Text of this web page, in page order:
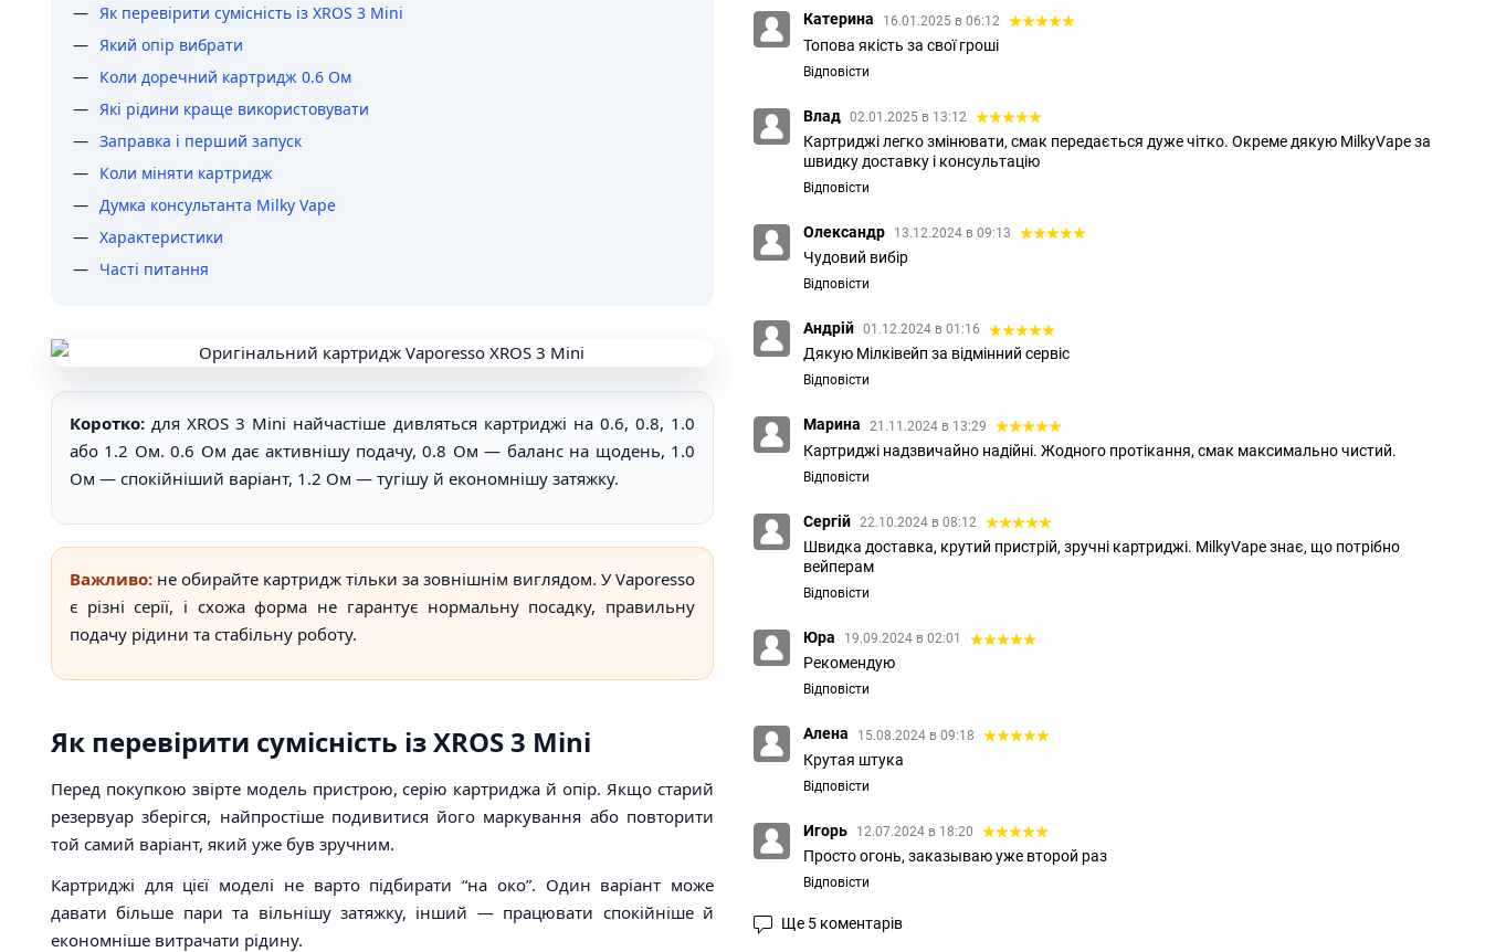
Як перевірити сумісність із XROS 3 Mini
Який опір вибрати
Коли доречний картридж 0.6 Ом
Які рідини краще використовувати
Заправка і перший запуск
Коли міняти картридж
Думка консультанта Milky Vape
Характеристики
Часті питання
Коротко: для XROS 3 Mini найчастіше дивляться картриджі на 0.6, 0.8, 1.0
або 1.2 Ом. 0.6 Ом дає активнішу подачу, 0.8 Ом — баланс на щодень, 1.0
Ом — спокійніший варіант, 1.2 Ом — тугішу й економнішу затяжку.
Важливо: не обирайте картридж тільки за зовнішнім виглядом. У Vaporesso
є різні серії, і схожа форма не гарантує нормальну посадку, правильну
подачу рідини та стабільну роботу.
Як перевірити сумісність із XROS 3 Mini
Перед покупкою звірте модель пристрою, серію картриджа й опір. Якщо старий
резервуар зберігся, найпростіше подивитися його маркування або повторити
той самий варіант, який уже був зручним.
Картриджі для цієї моделі не варто підбирати “на око”. Один варіант може
давати більше пари та вільнішу затяжку, інший — працювати спокійніше й
економніше витрачати рідину.
Катерина 16.01.2025 в 06:12
Топова якість за свої гроші
Відповісти
Влад 02.01.2025 в 13:12
Картриджі легко змінювати, смак передається дуже чітко. Окреме дякую MilkyVape за
швидку доставку і консультацію
Відповісти
Олександр 13.12.2024 в 09:13
Чудовий вибір
Відповісти
Андрій 01.12.2024 в 01:16
Дякую Мілківейп за відмінний сервіс
Відповісти
Марина 21.11.2024 в 13:29
Картриджі надзвичайно надійні. Жодного протікання, смак максимально чистий.
Відповісти
Сергій 22.10.2024 в 08:12
Швидка доставка, крутий пристрій, зручні картриджі. MilkyVape знає, що потрібно
вейперам
Відповісти
Юра 19.09.2024 в 02:01
Рекомендую
Відповісти
Алена 15.08.2024 в 09:18
Крутая штука
Відповісти
Игорь 12.07.2024 в 18:20
Просто огонь, заказываю уже второй раз
Відповісти
Ще 5 коментарів